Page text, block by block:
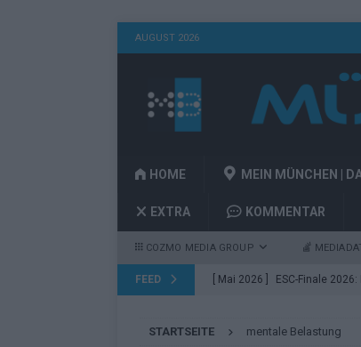
AUGUST 2026
HOME MEIN MÜNCHEN |
EXTRA KOMMENTAR
COZMO MEDIA GROUP
FEED [ Mai 2026 ] ESC-Finale
[ Mai 2026 ] ESC 2026
STARTSEITE mentale Belastung